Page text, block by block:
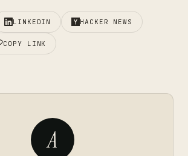
LINKEDIN HACKER NEWS
COPY LINK
A